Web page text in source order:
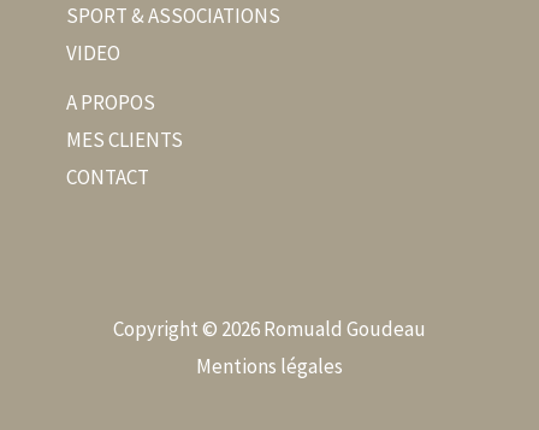
SPORT & ASSOCIATIONS
VIDEO
A PROPOS
MES CLIENTS
CONTACT
Copyright © 2026 Romuald Goudeau
Mentions légales